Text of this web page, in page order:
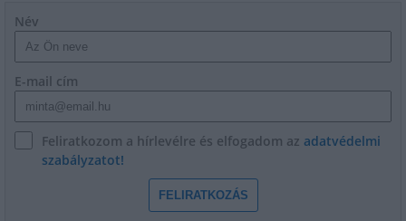
Név
E-mail cím
Feliratkozom a hírlevélre és elfogadom az adatvédelmi
szabályzatot!
FELIRATKOZÁS